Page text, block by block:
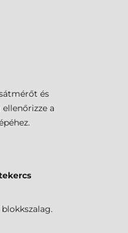
és
a